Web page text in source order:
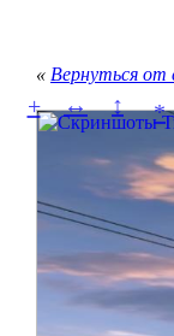
« Вернуться от
+ ↔ ↕ *